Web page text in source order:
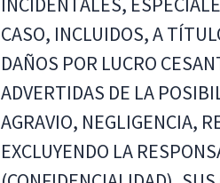
CASO, INCLUIDOS, A
DAÑOS POR LUCRO
ADVERTIDAS DE LA
AGRAVIO, NEGLIGENCIA,
EXCLUYENDO LA